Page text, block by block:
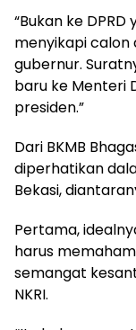
“Bukan ke
menyikapi calon
gubernur.
baru ke Menteri
presiden.”
Dari BKMB
diperhatikan
Bekasi,
Pertama,
harus
semangat
NKRI.